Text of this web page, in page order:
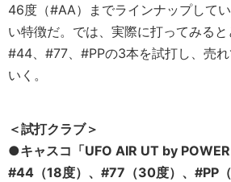
46度（#AA）までラインナップして
い特徴だ。では、実際に打ってみる
#44、#77、#PPの3本を試打し、売
いく。
＜試打クラブ＞
●キャスコ「UFO AIR UT by POWER
#44（18度）、#77（30度）、#PP（